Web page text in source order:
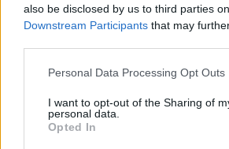
also be disclosed by us to third parties
Downstream Participants that may
Personal Data Processing Opt Outs
I want to opt-out of the Sharing of
personal data.
Opted In
W dniach 28-29 maja 2021 r.
się 24 Sympozjum Sekcji
Polskiego Towarzystwa
2021 ONLINE.